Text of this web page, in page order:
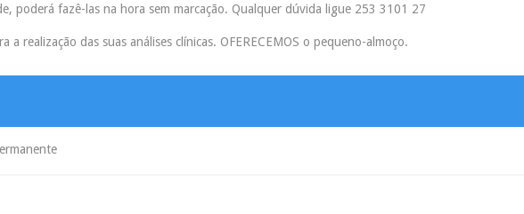
poderá fazê-las na hora sem marcação. Qualquer dúvida ligue 253 3101 27
realização das suas análises clínicas. OFERECEMOS o pequeno-almoço.